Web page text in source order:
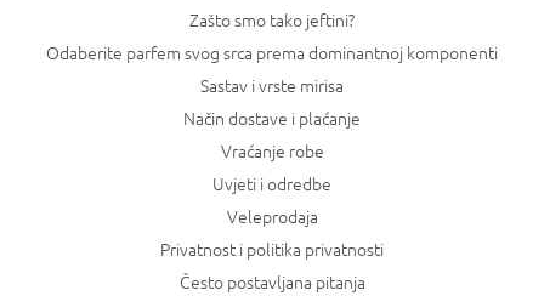
Zašto smo tako jeftini?
Odaberite parfem svog srca prema dominantnoj komponenti
Sastav i vrste mirisa
Način dostave i plaćanje
Vraćanje robe
Uvjeti i odredbe
Veleprodaja
Privatnost i politika privatnosti
Često postavljana pitanja